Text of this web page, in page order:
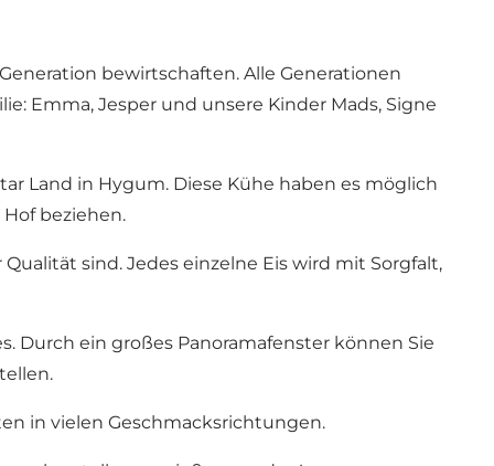
bewirtschaften. Alle Generationen
Emma, Jesper und unsere Kinder Mads, Signe
Land in Hygum. Diese Kühe haben es möglich
beziehen.
sind. Jedes einzelne Eis wird mit Sorgfalt,
Durch ein großes Panoramafenster können Sie
in vielen Geschmacksrichtungen.